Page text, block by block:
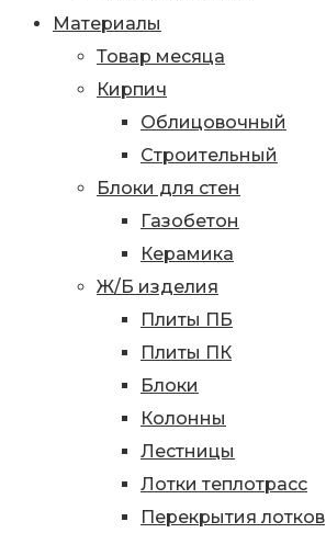
Материалы
Товар месяца
Кирпич
Облицовочный
Строительный
Блоки для стен
Газобетон
Керамика
Ж/Б изделия
Плиты ПБ
Плиты ПК
Блоки
Колонны
Лестницы
Лотки теплотрасс
Перекрытия лотков